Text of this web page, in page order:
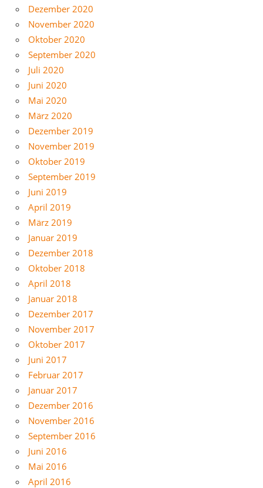
Dezember 2020
November 2020
Oktober 2020
September 2020
Juli 2020
Juni 2020
Mai 2020
März 2020
Dezember 2019
November 2019
Oktober 2019
September 2019
Juni 2019
April 2019
März 2019
Januar 2019
Dezember 2018
Oktober 2018
April 2018
Januar 2018
Dezember 2017
November 2017
Oktober 2017
Juni 2017
Februar 2017
Januar 2017
Dezember 2016
November 2016
September 2016
Juni 2016
Mai 2016
April 2016